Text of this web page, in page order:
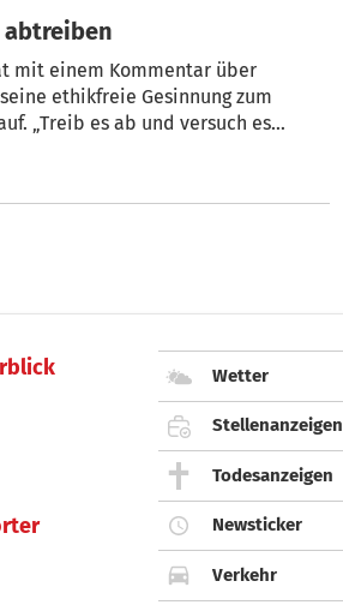
abtreiben
mit einem Kommentar über
ethikfreie Gesinnung zum
„Treib es ab und versuch es
Wetter
Stellenanzeigen
Todesanzeigen
Newsticker
Verkehr